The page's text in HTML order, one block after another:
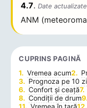
4.7.Date
ANM
CUPRINS PAGINĂ
Vremea acum
Prognoza pe 10
Confort și ceață
Condiții de drum
Vremea în țară